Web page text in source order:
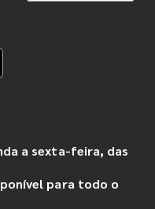
a sexta-feira, das
para todo o